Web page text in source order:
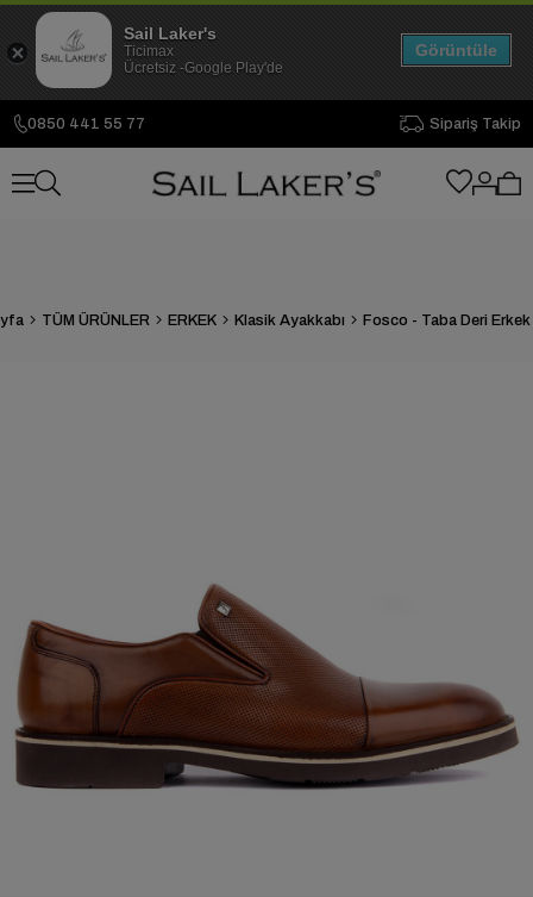
0850 441 55 77 Sipariş Takip
TÜM ÜRÜNLER ERKEK Klasik Ayakkabı
Sail Laker's
Ticimax
Ücretsiz -Google Play'de
Görüntüle